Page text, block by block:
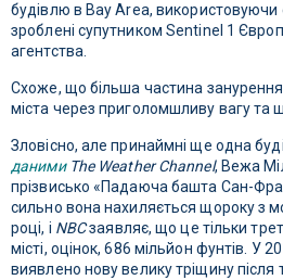
будівлю в Bay Area, використовуючи
зроблені супутником Sentinel 1
агентства.
Схоже, що більша частина занурення
міста через приголомшливу вагу та
Зловісно, ​​але принаймні ще одна
даними The Weather Channel, Вежа
прізвисько «Падаюча башта Сан-
сильно вона нахиляється щороку з
році, і NBCзаявляє, що це тільки
місті, оцінок, 686 мільйон фунтів. У
виявлено нову велику тріщину після